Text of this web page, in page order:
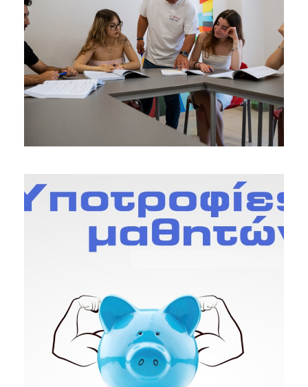
23 ΙΟΥΛΊΟΥ 2026
BY GEORGE_DARDAS
27 ΑΠΡΙΛΊΟΥ 2026
BY NIKOS DARDAS